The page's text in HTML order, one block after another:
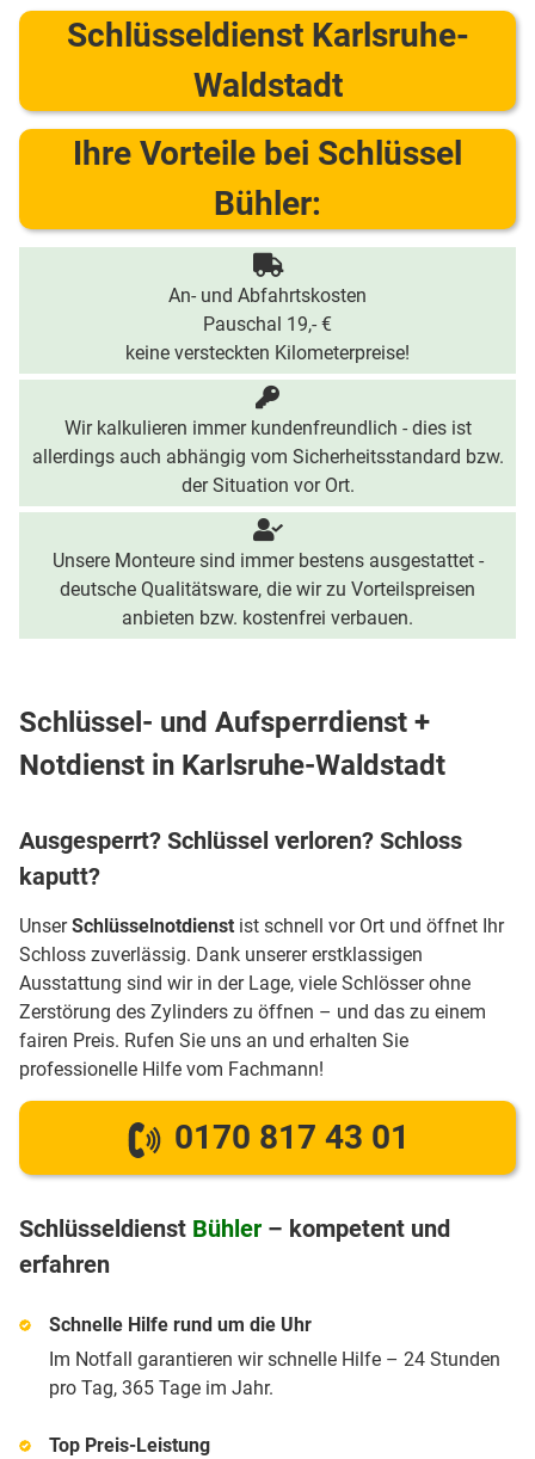
Schlüsseldienst Karlsruhe-
Waldstadt
Ihre Vorteile bei Schlüssel
Bühler:
An- und Abfahrtskosten
Pauschal 19,- €
keine versteckten Kilometerpreise!
Wir kalkulieren immer kundenfreundlich - dies ist
allerdings auch abhängig vom Sicherheitsstandard bzw.
der Situation vor Ort.
Unsere Monteure sind immer bestens ausgestattet -
deutsche Qualitätsware, die wir zu Vorteilspreisen
anbieten bzw. kostenfrei verbauen.
Schlüssel- und Aufsperrdienst +
Notdienst in Karlsruhe-Waldstadt
Ausgesperrt? Schlüssel verloren? Schloss
kaputt?
UnserSchlüsselnotdienst ist schnell vor Ort und öffnet Ihr
Schloss zuverlässig. Dank unserer erstklassigen
Ausstattung sind wir in der Lage, viele Schlösser ohne
Zerstörung des Zylinders zu öffnen – und das zu einem
fairen Preis. Rufen Sie uns an und erhalten Sie
professionelle Hilfe vom Fachmann!
0170 817 43 01
Schlüsseldienst Bühler – kompetent und
erfahren
Schnelle Hilfe rund um die Uhr
Im Notfall garantieren wir schnelle Hilfe – 24 Stunden
pro Tag, 365 Tage im Jahr.
Top Preis-Leistung